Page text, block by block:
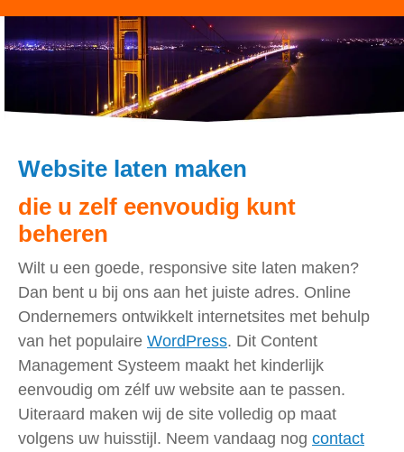
Website laten maken
die u zelf eenvoudig kunt
beheren
Wilt u een goede, responsive site laten maken?
Dan bent u bij ons aan het juiste adres. Online
Ondernemers ontwikkelt internetsites met behulp
van het populaire WordPress. Dit Content
Management Systeem maakt het kinderlijk
eenvoudig om zélf uw website aan te passen.
Uiteraard maken wij de site volledig op maat
volgens uw huisstijl. Neem vandaag nog contact